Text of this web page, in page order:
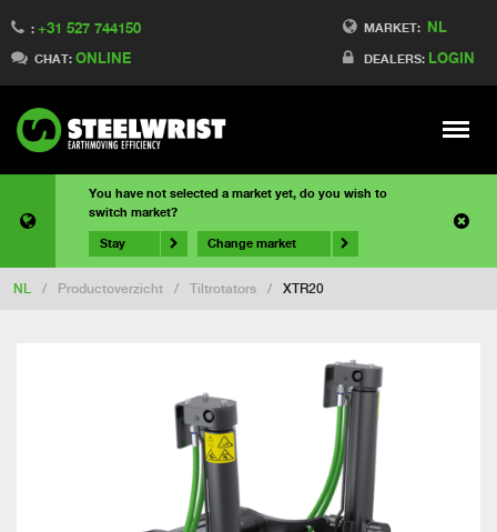
MARKET: NL
DEALERS: LOGIN
: +31 527 744150
CHAT: ONLINE
Meny
You have not selected a market yet, do you wish to
switch market?
Stay Change market
NL / Productoverzicht / Tiltrotators / XTR20